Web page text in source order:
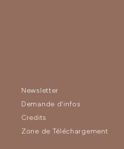
Newsletter
Demande d'infos
Credits
Zone de Téléchargement